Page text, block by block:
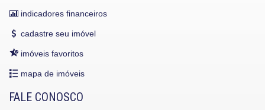
indicadores financeiros
cadastre seu imóvel
imóveis favoritos
mapa de imóveis
FALE CONOSCO